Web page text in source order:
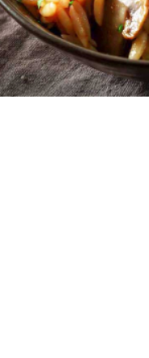
4 10 λεπτά 15 λεπτά